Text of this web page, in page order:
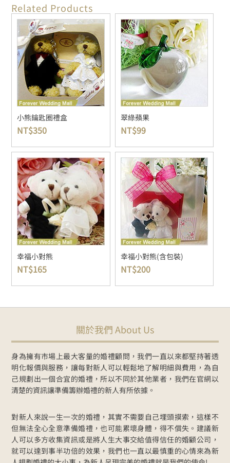
Related Products
小熊鑰匙圈禮盒
NT$350
翠綠蘋果
NT$99
幸福小對熊
NT$165
幸福小對熊(含包裝)
NT$200
關於我們 About Us
身為擁有市場上最大客量的婚禮顧問，我們一直以來都堅持著透
明化報價與服務，讓每對新人可以輕鬆地了解明細與費用，為自
己規劃出一個合宜的婚禮，所以不同於其他業者，我們在官網以
清楚的資訊讓準備籌辦婚禮的新人有所依據。
對新人來說一生一次的婚禮，其實不需要自己埋頭摸索，這樣不
但無法全心全意準備婚禮，也可能累壞身體，得不償失。建議新
人可以多方收集資訊或是將人生大事交給值得信任的婚顧公司，
就可以達到事半功倍的效果，我們也一直以最慎重的心情來為新